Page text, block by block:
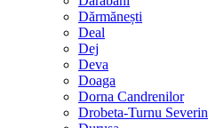
Dărmănești
Deal
Dej
Deva
Doaga
Dorna Candrenilor
Drobeta-Turnu Severin